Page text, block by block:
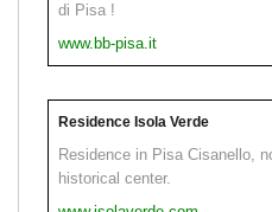
di Pisa !
www.bb-pisa.it
Residence Isola Verde
Residence in Pisa Cisanello,
historical center.